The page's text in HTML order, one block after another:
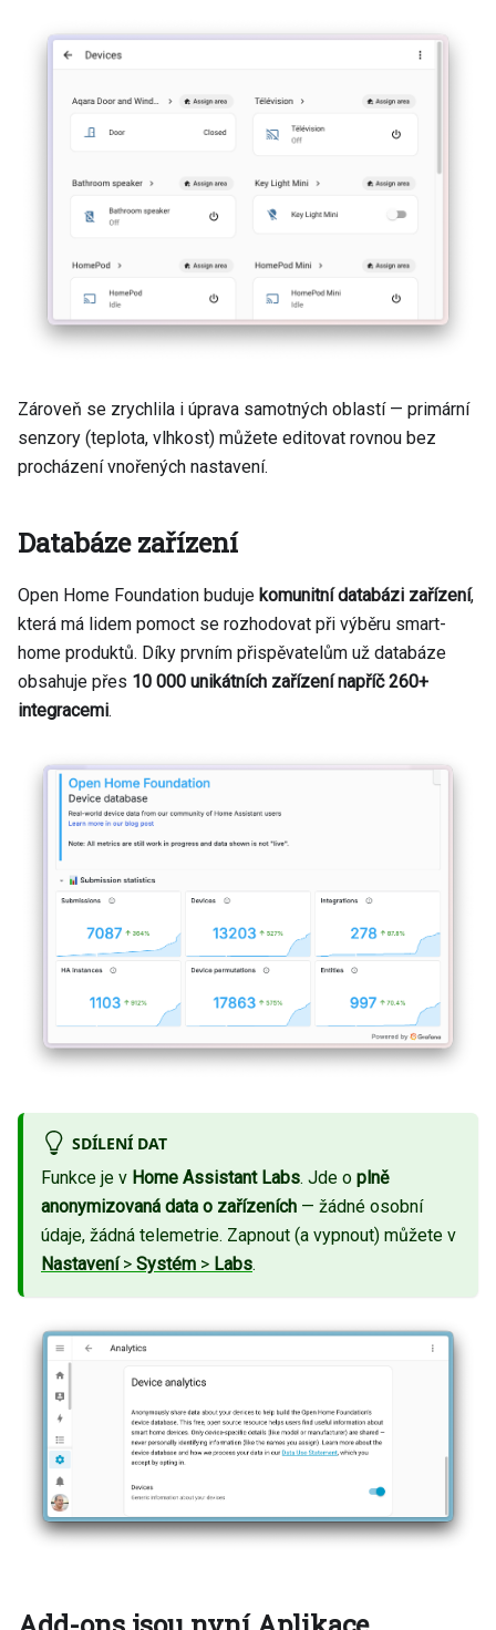
Zároveň se zrychlila i úprava samotných oblastí — primární
senzory (teplota, vlhkost) můžete editovat rovnou bez
procházení vnořených nastavení.
Databáze zařízení
Open Home Foundation buduje komunitní databázi zařízení,
která má lidem pomoct se rozhodovat při výběru smart-
home produktů. Díky prvním přispěvatelům už databáze
obsahuje přes 10 000 unikátních zařízení napříč 260+
integracemi.
SDÍLENÍ DAT
Funkce je v Home Assistant Labs. Jde o plně
anonymizovaná data o zařízeních — žádné osobní
údaje, žádná telemetrie. Zapnout (a vypnout) můžete v
Nastavení> Systém > Labs.